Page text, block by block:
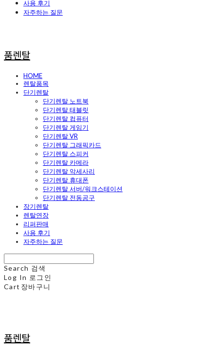
사용 후기
자주하는 질문
품렌탈
HOME
렌탈품목
단기렌탈
단기렌탈 노트북
단기렌탈 태블릿
단기렌탈 컴퓨터
단기렌탈 게임기
단기렌탈 VR
단기렌탈 그래픽카드
단기렌탈 스피커
단기렌탈 카메라
단기렌탈 악세사리
단기렌탈 휴대폰
단기렌탈 서버/워크스테이션
단기렌탈 전동공구
장기렌탈
렌탈연장
리퍼판매
사용 후기
자주하는 질문
Search 검색
Log In 로그인
Cart 장바구니
품렌탈